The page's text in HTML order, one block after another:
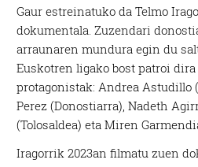
Gaur estreinatuko da Telmo
dokumentala. Zuzendari
arraunaren mundura egin du
Euskotren ligako bost patroi
protagonistak: Andrea Astudillo
Perez (Donostiarra), Nadeth
(Tolosaldea) eta Miren
Iragorrik 2023an filmatu zuen